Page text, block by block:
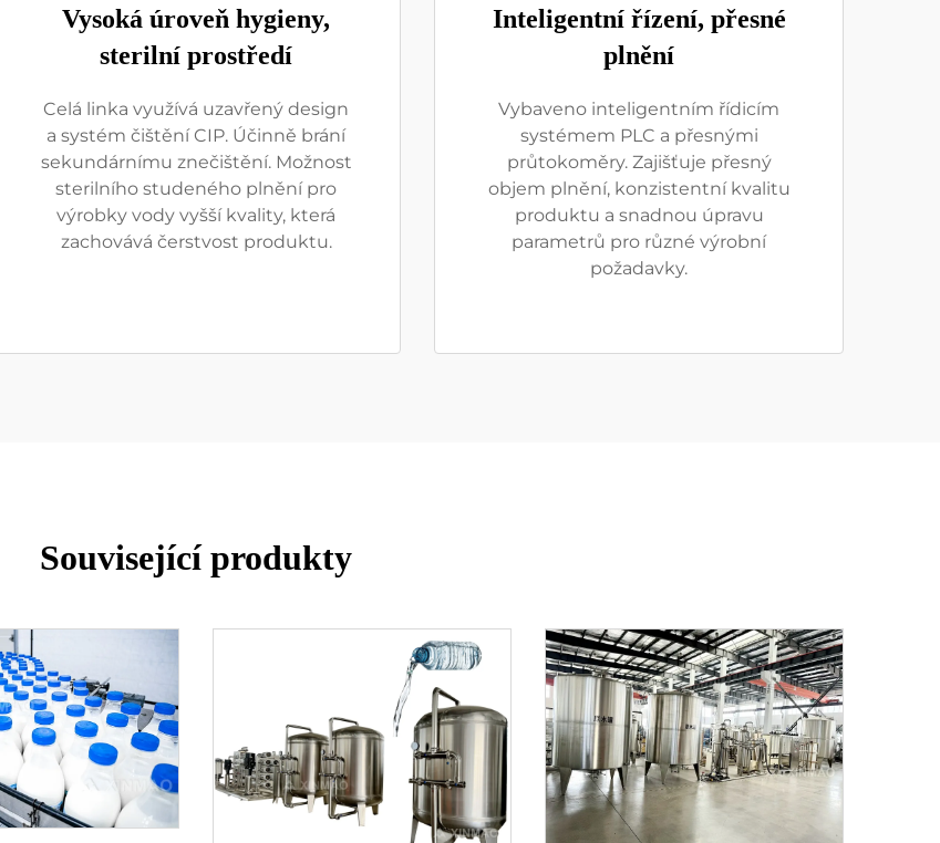
Vysoká úroveň hygieny,
sterilní prostředí
Celá linka využívá uzavřený design
a systém čištění CIP. Účinně brání
sekundárnímu znečištění. Možnost
sterilního studeného plnění pro
výrobky vody vyšší kvality, která
zachovává čerstvost produktu.
Inteligentní řízení, přesné
plnění
Vybaveno inteligentním řídicím
systémem PLC a přesnými
průtokoměry. Zajišťuje přesný
objem plnění, konzistentní kvalitu
produktu a snadnou úpravu
parametrů pro různé výrobní
požadavky.
Související produkty